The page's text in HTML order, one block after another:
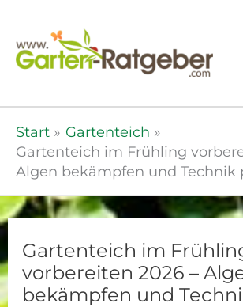
Start
Gartenteich
Gartenteich im Frühling
Algen bekämpfen und Technik
Gartenteich im
vorbereiten 2026 –
bekämpfen und